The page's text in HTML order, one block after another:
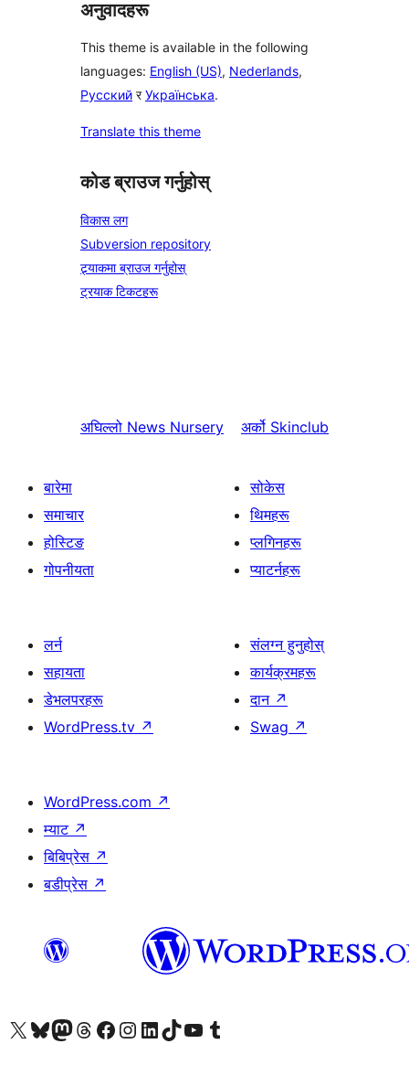
अनुवादहरू
This theme is available in the following
languages: English (US), Nederlands,
Русский रУкраїнська.
Translate this theme
कोड ब्राउज गर्नुहोस्
विकास लग
Subversion repository
ट्र्याकमा ब्राउज गर्नुहोस्
ट्रयाक टिकटहरू
अघिल्लो News Nursery अर्को Skinclub
बारेमा
समाचार
होस्टिङ
गोपनीयता
सोकेस
थिमहरू
प्लगिनहरू
प्याटर्नहरू
लर्न
सहायता
डेभलपरहरू
WordPress.tv ↗
संलग्न हुनुहोस्
कार्यक्रमहरू
दान ↗
Swag ↗
WordPress.com ↗
म्याट ↗
बिबिप्रेस ↗
बडीप्रेस ↗
हाम्रो X (पहिले ट्विटर) खातामा जानुहोस्
हाम्रो Bluesky खाता भ्रमण गर्नुहोस्
हाम्रो म्यास्टोडन खाता भ्रमण गर्नुहोस्
हाम्रो थ्रेड्स खातामा जानुहोस्
हाम्रो फेसबुक पेजमा जानुहोस्
हाम्रो इन्स्टाग्राम खातामा जानुहोस्
हाम्रो लिङ्क्डइन खातामा जानुहोस्
हाम्रो TikTok खाता भ्रमण गर्नुहोस्
हाम्रो युट्युब च्यानलमा जानुहोस्
हाम्रो टम्बलर खाता भ्रमण गर्नुहोस्